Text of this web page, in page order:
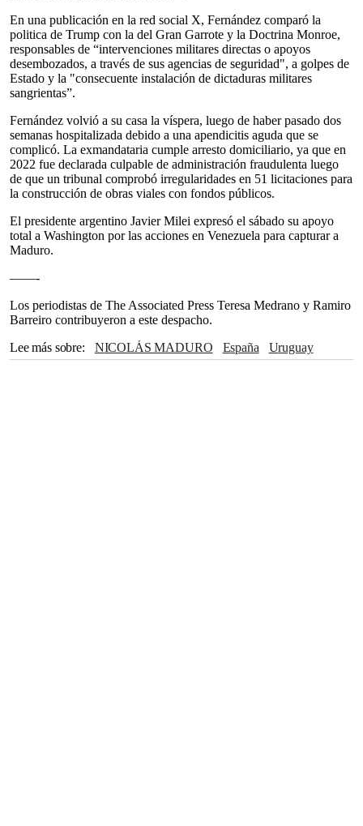
En una publicación en la red social X, Fernández comparó la
politica de Trump con la del Gran Garrote y la Doctrina Monroe,
responsables de “intervenciones militares directas o apoyos
desembozados, a través de sus agencias de seguridad", a golpes de
Estado y la "consecuente instalación de dictaduras militares
sangrientas”.
Fernández volvió a su casa la víspera, luego de haber pasado dos
semanas hospitalizada debido a una apendicitis aguda que se
complicó. La exmandataria cumple arresto domiciliario, ya que en
2022 fue declarada culpable de administración fraudulenta luego
de que un tribunal comprobó irregularidades en 51 licitaciones para
la construcción de obras viales con fondos públicos.
El presidente argentino Javier Milei expresó el sábado su apoyo
total a Washington por las acciones en Venezuela para capturar a
Maduro.
——-
Los periodistas de The Associated Press Teresa Medrano y Ramiro
Barreiro contribuyeron a este despacho.
Lee más sobre
NICOLÁS MADURO España
Uruguay